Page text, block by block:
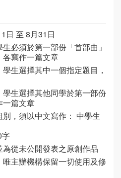
日 至 8月31日
必須於第一部份「首部曲」
各寫作一篇文章
生選擇其中一個指定題目，
生選擇其他同學於第一部份
一篇文章
，須以中文寫作： 中學生
字
從未公開發表之原創作品
主辦機構保留一切使用及修